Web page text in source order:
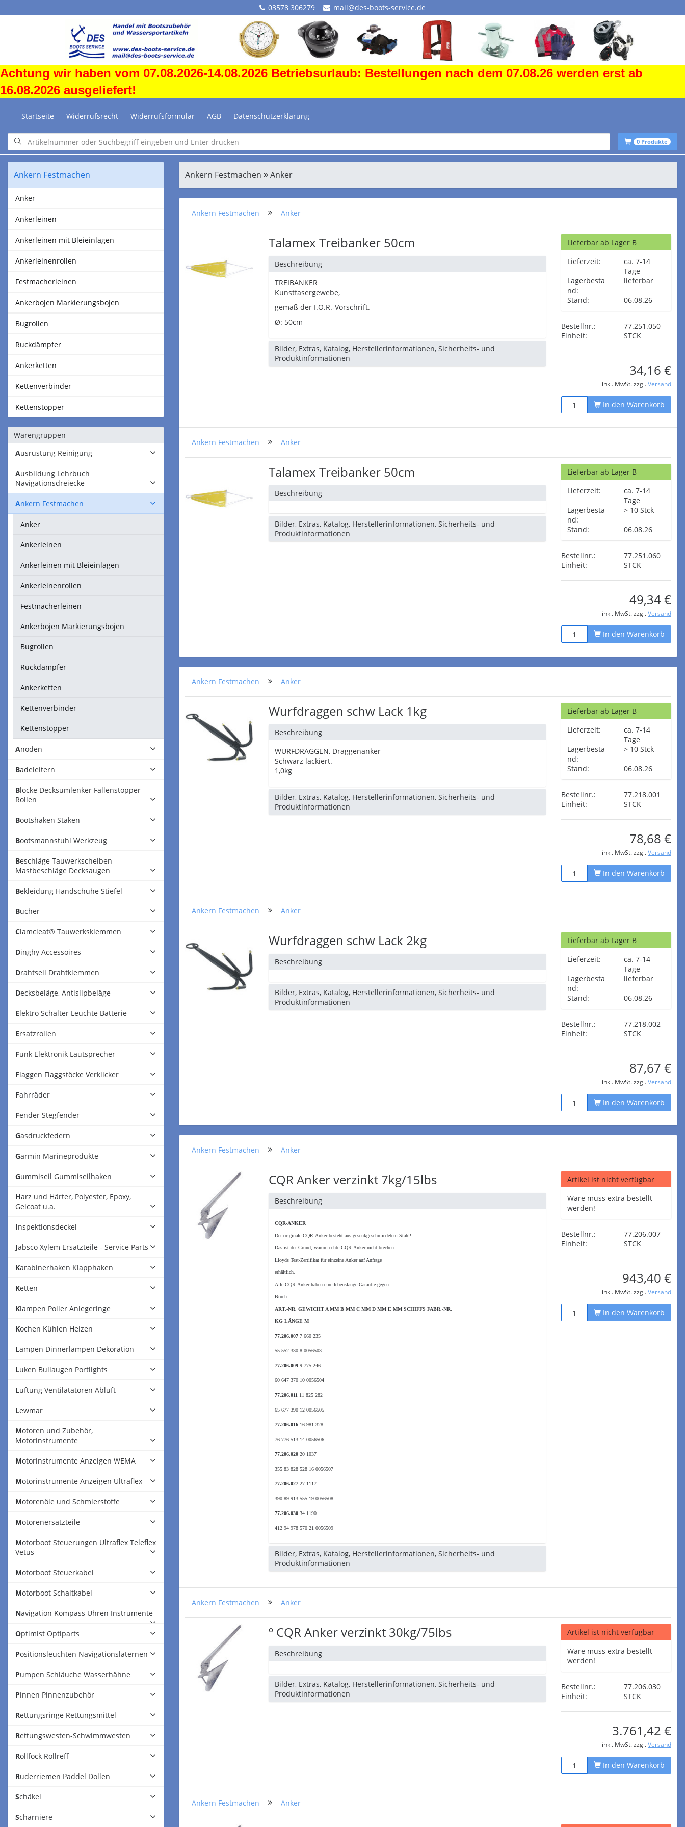
03578 306279 mail@des-boots-service.de
Achtung wir haben vom 07.08.2026-14.08.2026 Betriebsurlaub: Bestellungen nach dem 07.08.26 werden erst ab
16.08.2026 ausgeliefert!
Startseite Widerrufsrecht Widerrufsformular AGB Datenschutzerklärung
0 Produkte
Ankern Festmachen
Anker
Ankerleinen
Ankerleinen mit Bleieinlagen
Ankerleinenrollen
Festmacherleinen
Ankerbojen Markierungsbojen
Bugrollen
Ruckdämpfer
Ankerketten
Kettenverbinder
Kettenstopper
Warengruppen
Ausrüstung Reinigung
Ausbildung Lehrbuch
Navigationsdreiecke
Ankern Festmachen
Anker
Ankerleinen
Ankerleinen mit Bleieinlagen
Ankerleinenrollen
Festmacherleinen
Ankerbojen Markierungsbojen
Bugrollen
Ruckdämpfer
Ankerketten
Kettenverbinder
Kettenstopper
Anoden
Badeleitern
Blöcke Decksumlenker Fallenstopper
Rollen
Bootshaken Staken
Bootsmannstuhl Werkzeug
Beschläge Tauwerkscheiben
Mastbeschläge Decksaugen
Bekleidung Handschuhe Stiefel
Bücher
Clamcleat® Tauwerksklemmen
Dinghy Accessoires
Drahtseil Drahtklemmen
Decksbeläge, Antislipbeläge
Elektro Schalter Leuchte Batterie
Ersatzrollen
Funk Elektronik Lautsprecher
Flaggen Flaggstöcke Verklicker
Fahrräder
Fender Stegfender
Gasdruckfedern
Garmin Marineprodukte
Gummiseil Gummiseilhaken
Harz und Härter, Polyester, Epoxy,
Gelcoat u.a.
Inspektionsdeckel
Jabsco Xylem Ersatzteile - Service Parts
Karabinerhaken Klapphaken
Ketten
Klampen Poller Anlegeringe
Kochen Kühlen Heizen
Lampen Dinnerlampen Dekoration
Luken Bullaugen Portlights
Lüftung Ventilatatoren Abluft
Lewmar
Motoren und Zubehör,
Motorinstrumente
Motorinstrumente Anzeigen WEMA
Motorinstrumente Anzeigen Ultraflex
Motorenöle und Schmierstoffe
Motorenersatzteile
Motorboot Steuerungen Ultraflex Teleflex
Vetus
Motorboot Steuerkabel
Motorboot Schaltkabel
Navigation Kompass Uhren Instrumente
Optimist Optiparts
Positionsleuchten Navigationslaternen
Pumpen Schläuche Wasserhähne
Pinnen Pinnenzubehör
Rettungsringe Rettungsmittel
Rettungswesten-Schwimmwesten
Rollfock Rollreff
Ruderriemen Paddel Dollen
Schäkel
Scharniere
Ankern Festmachen Anker
Ankern Festmachen Anker
Talamex Treibanker 50cm
Beschreibung
TREIBANKER
Kunstfasergewebe,
gemäß der I.O.R.-Vorschrift.
Ø: 50cm
Bilder, Extras, Katalog, Herstellerinformationen, Sicherheits- und
Produktinformationen
Lieferbar ab Lager B
Lieferzeit:
ca. 7-14
Tage
Lagerbesta
nd:
lieferbar
Stand:
06.08.26
Bestellnr.:
77.251.050
Einheit:
STCK
34,16 €
inkl. MwSt. zzgl. Versand
In den Warenkorb
Ankern Festmachen Anker
Talamex Treibanker 50cm
Beschreibung
Bilder, Extras, Katalog, Herstellerinformationen, Sicherheits- und
Produktinformationen
Lieferbar ab Lager B
Lieferzeit:
ca. 7-14
Tage
Lagerbesta
nd:
> 10 Stck
Stand:
06.08.26
Bestellnr.:
77.251.060
Einheit:
STCK
49,34 €
inkl. MwSt. zzgl. Versand
In den Warenkorb
Ankern Festmachen Anker
Wurfdraggen schw Lack 1kg
Beschreibung
WURFDRAGGEN, Draggenanker
Schwarz lackiert.
1,0kg
Bilder, Extras, Katalog, Herstellerinformationen, Sicherheits- und
Produktinformationen
Lieferbar ab Lager B
Lieferzeit:
ca. 7-14
Tage
Lagerbesta
nd:
> 10 Stck
Stand:
06.08.26
Bestellnr.:
77.218.001
Einheit:
STCK
78,68 €
inkl. MwSt. zzgl. Versand
In den Warenkorb
Ankern Festmachen Anker
Wurfdraggen schw Lack 2kg
Beschreibung
Bilder, Extras, Katalog, Herstellerinformationen, Sicherheits- und
Produktinformationen
Lieferbar ab Lager B
Lieferzeit:
ca. 7-14
Tage
Lagerbesta
nd:
lieferbar
Stand:
06.08.26
Bestellnr.:
77.218.002
Einheit:
STCK
87,67 €
inkl. MwSt. zzgl. Versand
In den Warenkorb
Ankern Festmachen Anker
CQR Anker verzinkt 7kg/15lbs
Beschreibung
CQR-ANKER
Der originale CQR-Anker besteht aus gesenkgeschmiedetem Stahl!
Das ist der Grund, warum echte CQR-Anker nicht brechen.
Lloyds Test-Zertifikat für einzelne Anker auf Anfrage
erhältlich.
Alle CQR-Anker haben eine lebenslange Garantie gegen
Bruch.
ART.-NR. GEWICHT A MM B MM C MM D MM E MM SCHIFFS FABR.-NR.
KG LÄNGE M
77.206.007 7 660 235
55 552 330 8 0056503
77.206.009 9 775 246
60 647 370 10 0056504
77.206.011 11 825 282
65 677 390 12 0056505
77.206.016 16 981 328
76 776 513 14 0056506
77.206.020 20 1037
355 83 828 528 16 0056507
77.206.027 27 1117
390 89 913 555 19 0056508
77.206.030 34 1190
412 94 978 570 21 0056509
Bilder, Extras, Katalog, Herstellerinformationen, Sicherheits- und
Produktinformationen
Artikel ist nicht verfügbar
Ware muss extra bestellt
werden!
Bestellnr.:
77.206.007
Einheit:
STCK
943,40 €
inkl. MwSt. zzgl. Versand
In den Warenkorb
Ankern Festmachen Anker
º CQR Anker verzinkt 30kg/75lbs
Beschreibung
Bilder, Extras, Katalog, Herstellerinformationen, Sicherheits- und
Produktinformationen
Artikel ist nicht verfügbar
Ware muss extra bestellt
werden!
Bestellnr.:
77.206.030
Einheit:
STCK
3.761,42 €
inkl. MwSt. zzgl. Versand
In den Warenkorb
Ankern Festmachen Anker